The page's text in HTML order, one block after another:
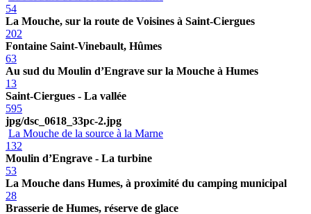
54
La Mouche, sur la route de Voisines à Saint-Ciergues
202
Fontaine Saint-Vinebault, Hûmes
63
Au sud du Moulin d’Engrave sur la Mouche à Humes
13
Saint-Ciergues - La vallée
595
jpg/dsc_0618_33pc-2.jpg
La Mouche de la source à la Marne
132
Moulin d’Engrave - La turbine
53
La Mouche dans Humes, à proximité du camping municipal
28
Brasserie de Humes, réserve de glace